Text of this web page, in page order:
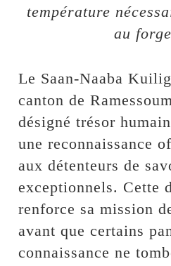
température
au
Le Saan-Naaba
canton de
désigné trésor
une reconnaissance
aux détenteurs de
exceptionnels. Cette
renforce sa mission
avant que certains
connaissance ne